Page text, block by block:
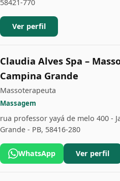
58421-770
Ver perfil
Claudia Alves Spa –
Campina Grande
Massoterapeuta
Massagem
rua professor yayá de melo 400 -
Grande - PB, 58416-280
WhatsApp Ver perfil